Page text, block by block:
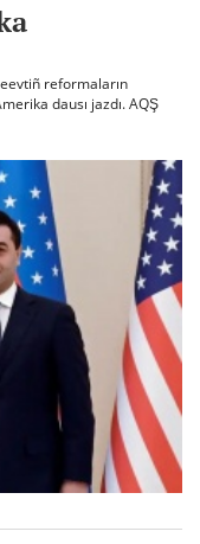
reformaların
dausı jazdı. AQŞ